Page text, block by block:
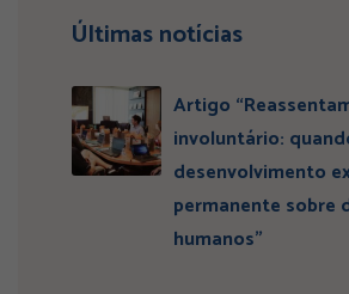
Últimas notícias
Artigo
involuntário:
desenvolvimento
permanente sobre
humanos”